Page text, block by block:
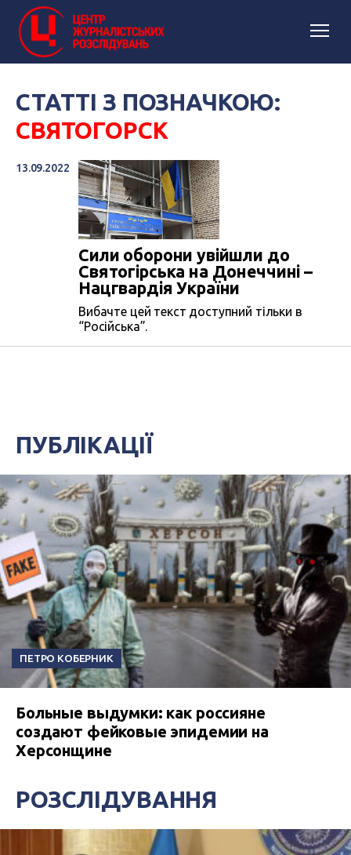
СТАТТІ З ПОЗНАЧКОЮ:
СВЯТОГОРСК
13.09.2022
Сили оборони увійшли до
Святогірська на Донеччині –
Нацгвардія України
Вибачте цей текст доступний тільки в
“Російська”.
ПУБЛІКАЦІЇ
ПЕТРО КОБЕРНИК
Больные выдумки: как россияне
создают фейковые эпидемии на
Херсонщине
РОЗСЛІДУВАННЯ